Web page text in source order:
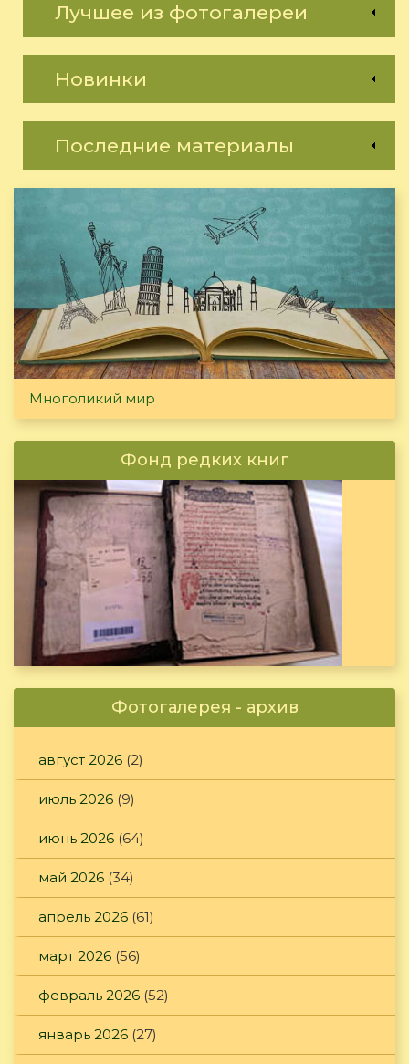
Лучшее из фотогалереи
Новинки
Последние материалы
Многоликий мир
Фонд редких книг
Фотогалерея - архив
август 2026 (2)
июль 2026 (9)
июнь 2026 (64)
май 2026 (34)
апрель 2026 (61)
март 2026 (56)
февраль 2026 (52)
январь 2026 (27)